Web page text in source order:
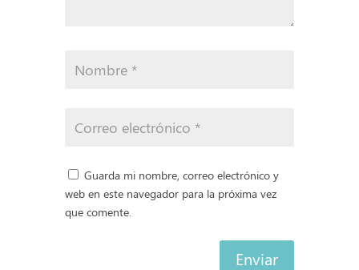
Guarda mi nombre, correo electrónico y
web en este navegador para la próxima vez
que comente.
Enviar